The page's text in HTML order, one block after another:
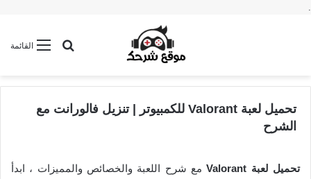
.
القائمةبحث عن
تحميل لعبة Valorant للكمبيوتر | تنزيل فالورانت مع
الشرح
تحميل لعبة Valorant
مع شرح اللعبة والخصائص والمميزات ، ابدأ